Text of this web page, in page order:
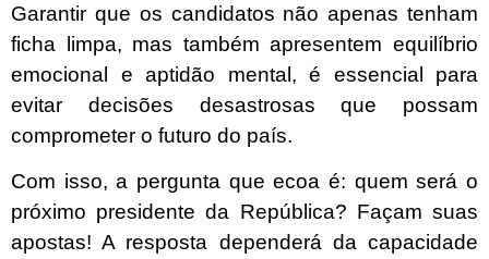
Garantir que os candidatos não apenas tenham
ficha limpa, mas também apresentem equilíbrio
emocional e aptidão mental, é essencial para
evitar decisões desastrosas que possam
comprometer o futuro do país.
Com isso, a pergunta que ecoa é: quem será o
próximo presidente da República? Façam suas
apostas! A resposta dependerá da capacidade